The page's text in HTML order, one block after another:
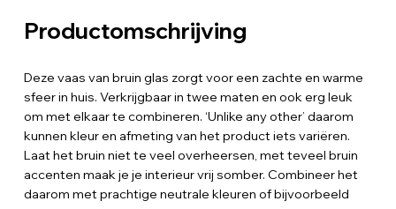
Productomschrijving
Deze vaas van bruin glas zorgt voor een zachte en warme
sfeer in huis. Verkrijgbaar in twee maten en ook erg leuk
om met elkaar te combineren. ‘Unlike any other’ daarom
kunnen kleur en afmeting van het product iets variëren.
Laat het bruin niet te veel overheersen, met teveel bruin
accenten maak je je interieur vrij somber. Combineer het
daarom met prachtige neutrale kleuren of bijvoorbeeld